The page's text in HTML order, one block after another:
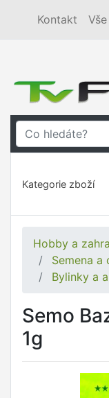
Kontakt
Kategorie zboží
Hobby a
Semena a
Bylinky a
Semo
1g